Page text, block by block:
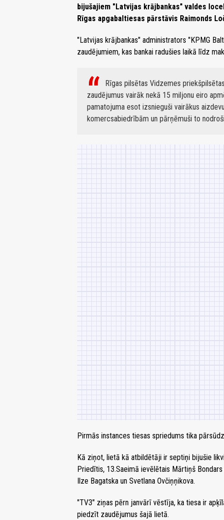
bijušajiem "Latvijas krājbankas" valdes
Rīgas apgabaltiesas pārstāvis Raimonds
"Latvijas krājbankas" administrators "KPMG
zaudējumiem, kas bankai radušies laikā līdz
Rīgas pilsētas Vidzemes
zaudējumus vairāk nekā 15 miljonu eiro
pamatojuma esot izsnieguši vairākus
komercsabiedrībām un pārņēmuši to
Pirmās instances tiesas spriedums tika
Kā ziņot, lietā kā atbildētāji ir septiņi bijušie
Priedītis, 13.Saeimā ievēlētais Mārtiņš
Ilze Bagatska un Svetlana Ovčiņņikova.
"TV3" ziņas pērn janvārī vēstīja, ka tiesa ir
piedzīt zaudējumus šajā lietā.